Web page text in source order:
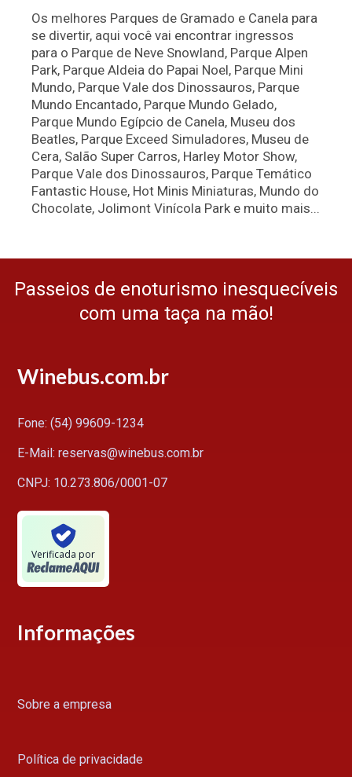
Os melhores Parques de Gramado e Canela para
se divertir, aqui você vai encontrar ingressos
para o Parque de Neve Snowland, Parque Alpen
Park, Parque Aldeia do Papai Noel, Parque Mini
Mundo, Parque Vale dos Dinossauros, Parque
Mundo Encantado, Parque Mundo Gelado,
Parque Mundo Egípcio de Canela, Museu dos
Beatles, Parque Exceed Simuladores, Museu de
Cera, Salão Super Carros, Harley Motor Show,
Parque Vale dos Dinossauros, Parque Temático
Fantastic House, Hot Minis Miniaturas, Mundo do
Chocolate, Jolimont Vinícola Park e muito mais...
Passeios de enoturismo inesquecíveis
com uma taça na mão!
Winebus.com.br
Fone: (54) 99609-1234
E-Mail: reservas@winebus.com.br
CNPJ: 10.273.806/0001-07
Verificada por
Informações
Sobre a empresa
Política de privacidade